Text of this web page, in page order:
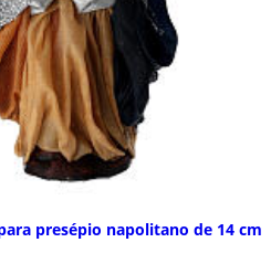
presépio napolitano de 14 cm